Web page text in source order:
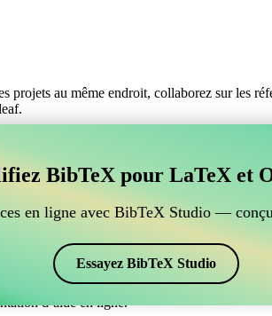
projets au même endroit, collaborez sur les
BibTeX, qui se connecte à
BibTeX, qui se connecte à
et bibliographie dans Overleaf, CiteDrive
Overleaf.
dans différents styles, y compris
d’aide en ligne.
BibTeX pour LaTeX et
en ligne avec BibTeX Studio —
Essayez BibTeX Studio